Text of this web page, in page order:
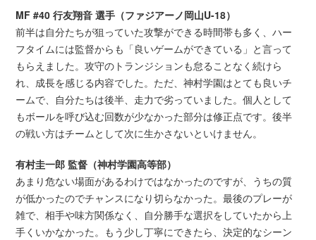
MF #40 行友翔音 選手（ファジアーノ岡山U-18）
前半は自分たちが狙っていた攻撃ができる時間帯も多く、ハー
フタイムには監督からも「良いゲームができている」と言って
もらえました。攻守のトランジションも怠ることなく続けら
れ、成長を感じる内容でした。ただ、神村学園はとても良いチ
ームで、自分たちは後半、走力で劣っていました。個人として
もボールを呼び込む回数が少なかった部分は修正点です。後半
の戦い方はチームとして次に生かさないといけません。
有村圭一郎 監督（神村学園高等部）
あまり危ない場面があるわけではなかったのですが、うちの質
が低かったのでチャンスになり切らなかった。最後のプレーが
雑で、相手や味方関係なく、自分勝手な選択をしていたから上
手くいかなかった。もう少し丁寧にできたら、決定的なシーン